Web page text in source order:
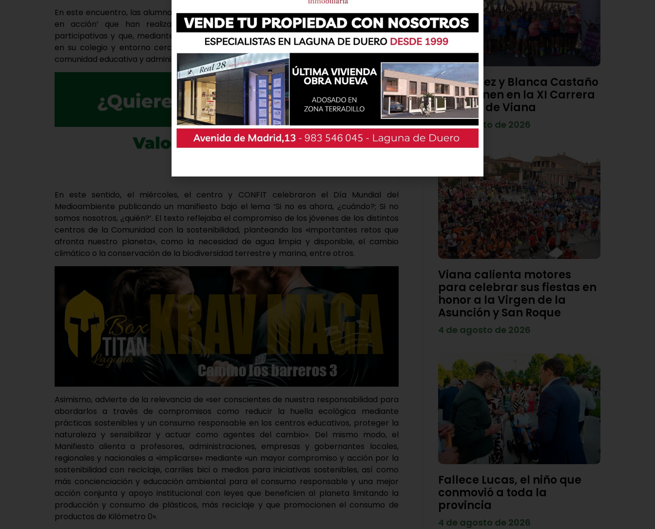
En este encuentro, las alumnas de cuarto de primaria presentaron el proyecto ‘Ecovillar
en acción’ que han realizado 25 alumnos y alumnas voluntarios en asambleas
participativas y que, mediante procesos de reflexión, han visualizado acciones realistas
en su colegio y entorno cercano, tratando de involucrar a compañeros, profesorado,
comunidad educativa y administración local.
En este sentido, el miércoles, el centro y CONFIT celebraron el Día Mundial del
Medioambiente publicando un manifiesto bajo el lema ‘Si no es ahora, ¿cuándo?; Si no
somos nosotros, ¿quién?’. El texto reflejaba el compromiso de los jóvenes de los distintos
centros de la Comunidad con la sostenibilidad, planteando los «importantes retos que
afronta nuestro planeta», como la necesidad de agua limpia y disponible, el cambio
climático o la conservación de la biodiversidad terrestre y marina, entre otros.
Asimismo, advierte de la relevancia de «ser conscientes de nuestra responsabilidad para
abordarlos a través de compromisos como reducir la huella ecológica mediante
prácticas sostenibles y un consumo responsable en los centros educativos, proteger la
naturaleza y sensibilizar y actuar como agentes del cambio». Del mismo modo, el
Manifiesto alienta a profesores, administraciones, empresas y gobernantes locales,
regionales y nacionales a «implicarse» mediante «un mayor compromiso y acción por la
sostenibilidad con reciclaje, carriles bici o medios para iniciativas sostenibles, así como
más concienciación y educación ambiental para el consumo responsable y una mejor
acción conjunta y apoyo institucional con leyes que beneficien al planeta limitando la
producción y consumo de plásticos, más reciclaje y que promocionen el consumo de
productos de Kilómetro 0».
Diego Díez y Blanca Castaño
se imponen en la XI Carrera
Popular de Viana
4 de agosto de 2026
Viana calienta motores
para celebrar sus fiestas en
honor a la Virgen de la
Asunción y San Roque
4 de agosto de 2026
Fallece Lucas, el niño que
conmovió a toda la
provincia
4 de agosto de 2026